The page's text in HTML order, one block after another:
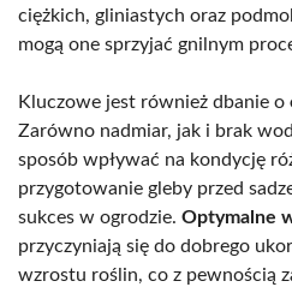
ciężkich, gliniastych oraz
mogą one sprzyjać gnilnym
Kluczowe jest również dbanie o
Zarówno nadmiar, jak i brak
sposób wpływać na kondycję
przygotowanie gleby przed
sukces w ogrodzie. Optymalne
przyczyniają się do dobrego
wzrostu roślin, co z pewnością